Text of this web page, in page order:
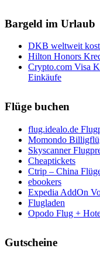
Bargeld im Urlaub
DKB weltweit
Hilton Honors
Crypto.com Visa
Einkäufe
Flüge buchen
flug.idealo.de
Momondo
Skyscanner
Cheaptickets
Ctrip – China
ebookers
Expedia AddOn
Flugladen
Opodo Flug +
Gutscheine